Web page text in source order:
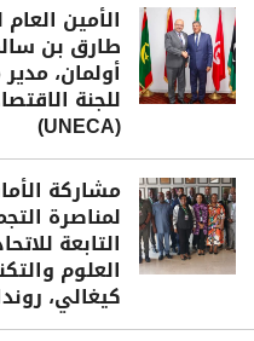
الأمين
طارق بن
أولمان،
للجنة
(UNECA)
مشاركة
لمناصرة
التابعة
كيغالي، روندا، 16-17 يوليو